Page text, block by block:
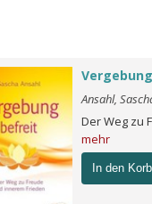
Ansahl,
Der Weg zu
mehr
In den Korb